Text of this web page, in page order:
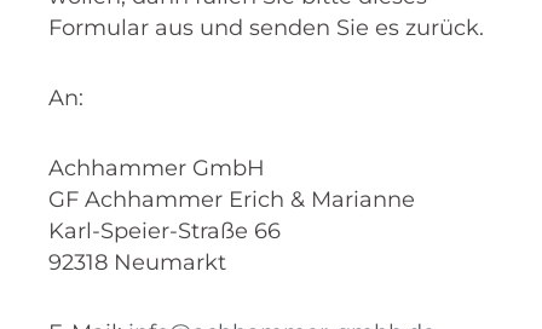
Formular aus und senden Sie es zurück.
An:
Achhammer GmbH
GF Achhammer Erich & Marianne
Karl-Speier-Straße 66
92318 Neumarkt